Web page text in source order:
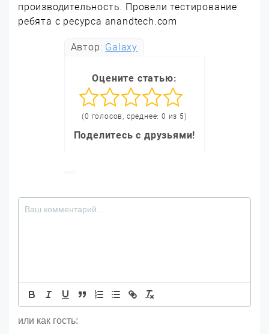
производительность. Провели тестирование
ребята с ресурса anandtech.com
Автор: Galaxy
Оцените статью:
(0 голосов, среднее: 0 из 5)
Поделитесь с друзьями!
или как гость: